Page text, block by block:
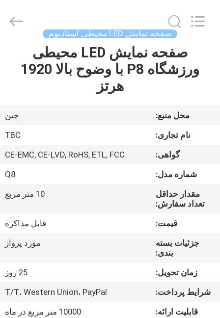
نمایش
دربارهی
کارخانه
کیفیت
اخبار
Creation
Limited.
صفحه نمایش LED محیطی استادیوم
صفحه نمایش LED محیطی
ورزشگاه P8 با وضوح بالا 1920
هرتز
محل منبع:
چین
نام تجاری:
TBC
گواهی:
CE-EMC, CE-LVD, RoHS, ETL, FCC
شماره مدل:
Q8
مقدار حداقل
تعداد سفارش:
10 متر مربع
قیمت:
قابل مذاکره
جزئیات بسته
بندی:
مورد پرواز
زمان تحویل:
25 روز
شرایط پرداخت:
T/T، Western Union، PayPal
قابلیت ارائه:
10000 متر مربع در ماه